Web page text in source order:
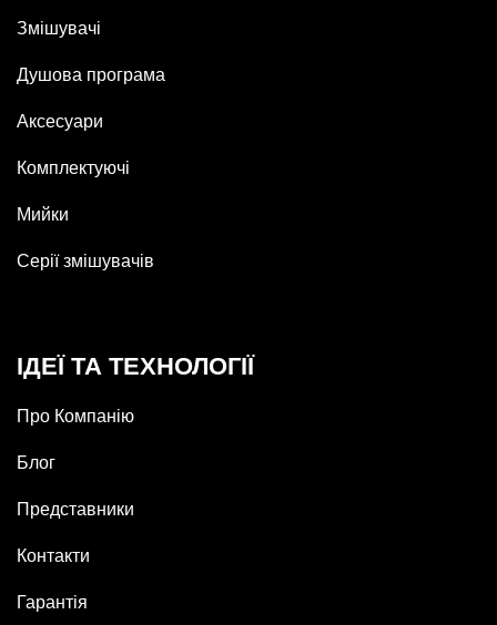
Змішувачі
Душова програма
Аксесуари
Комплектуючі
Мийки
Серії змішувачів
ІДЕЇ ТА ТЕХНОЛОГІЇ
Про Компанію
Блог
Представники
Контакти
Гарантія